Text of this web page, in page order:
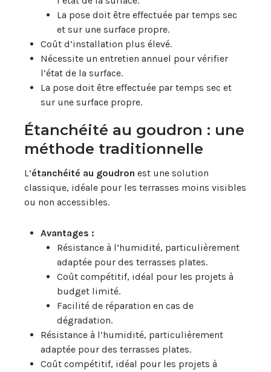
La pose doit être effectuée par temps sec
et sur une surface propre.
Coût d’installation plus élevé.
Nécessite un entretien annuel pour vérifier
l’état de la surface.
La pose doit être effectuée par temps sec et
sur une surface propre.
Étanchéité au goudron : une
méthode traditionnelle
L’étanchéité au goudron est une solution
classique, idéale pour les terrasses moins visibles
ou non accessibles.
Avantages :
Résistance à l’humidité, particulièrement
adaptée pour des terrasses plates.
Coût compétitif, idéal pour les projets à
budget limité.
Facilité de réparation en cas de
dégradation.
Résistance à l’humidité, particulièrement
adaptée pour des terrasses plates.
Coût compétitif, idéal pour les projets à